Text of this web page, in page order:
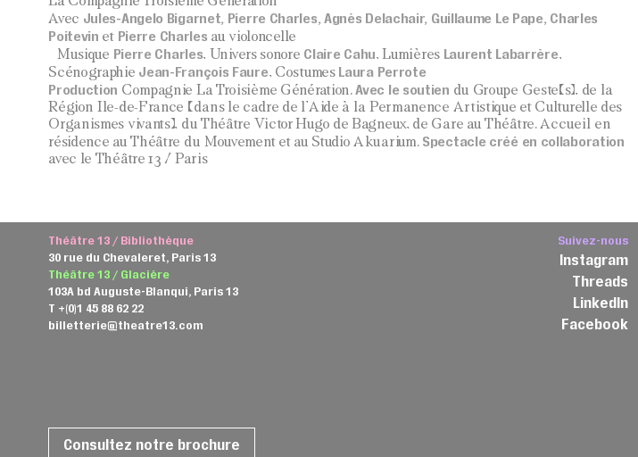
Avec Jules-Angelo Bigarnet, Pierre Charles, Agnès Delachair, Guillaume Le Pape, Charles
Poitevin et Pierre Charles au violoncelle
Musique Pierre Charles, Univers sonore Claire Cahu, Lumières Laurent Labarrère,
Scénographie Jean-François Faure, Costumes Laura Perrote
Production Compagnie La Troisième Génération.Avec le soutien du Groupe Geste(s), de la
Région Ile-de-France (dans le cadre de l’Aide à la Permanence Artistique et Culturelle des
Organismes vivants), du Théâtre Victor Hugo de Bagneux, de Gare au Théâtre. Accueil en
résidence au Théâtre du Mouvement et au Studio Akuarium. Spectacle créé en collaboration
avec le Théâtre 13 / Paris
Théâtre 13 / Bibliothèque
30 rue du Chevaleret, Paris 13
Théâtre 13 / Glacière
103A bd Auguste-Blanqui, Paris 13
T +(0)1 45 88 62 22
billetterie@theatre13.com
Consultez notre brochure
Suivez-nous
Instagram
Threads
LinkedIn
Facebook